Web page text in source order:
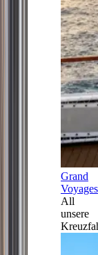
Grand
Voyages
All
unsere